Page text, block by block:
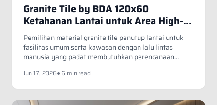
Granite Tile by BDA 120x60
Ketahanan Lantai untuk Area High-
Traffic dan Fasilitas Publik
Pemilihan material granite tile penutup lantai untuk
fasilitas umum serta kawasan dengan lalu lintas
manusia yang padat membutuhkan perencanaan
Jun 17, 2026● 6 min read